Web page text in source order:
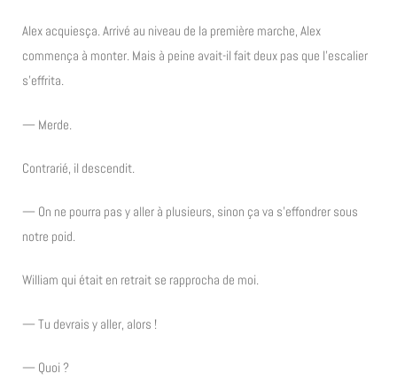
Alex acquiesça. Arrivé au niveau de la première marche, Alex
commença à monter. Mais à peine avait-il fait deux pas que l’escalier
s’effrita.
— Merde.
Contrarié, il descendit.
— On ne pourra pas y aller à plusieurs, sinon ça va s’effondrer sous
notre poid.
William qui était en retrait se rapprocha de moi.
— Tu devrais y aller, alors !
— Quoi ?